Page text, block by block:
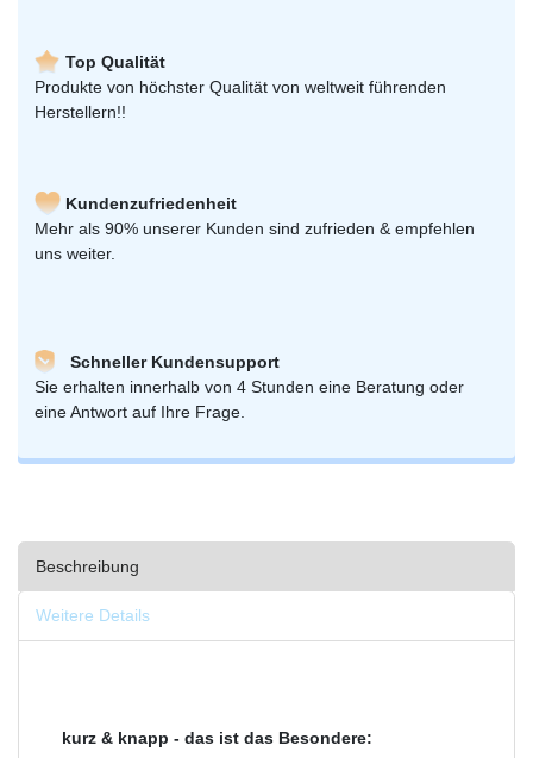
Top Qualität
Produkte von höchster Qualität von weltweit führenden
Herstellern!!
Kundenzufriedenheit
Mehr als 90% unserer Kunden sind zufrieden & empfehlen
uns weiter.
Schneller Kundensupport
Sie erhalten innerhalb von 4 Stunden eine Beratung oder
eine Antwort auf Ihre Frage.
Beschreibung
Weitere Details
kurz & knapp - das ist das Besondere: